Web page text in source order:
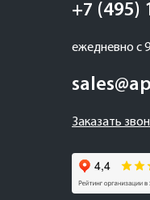
+7 (495)
ежедневно с
Заказать